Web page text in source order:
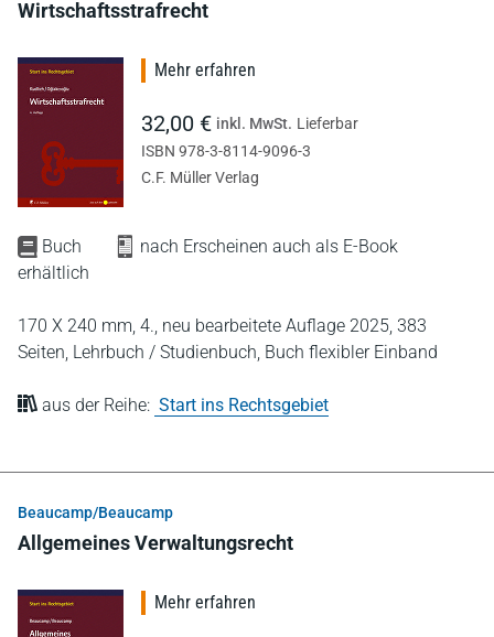
Wirtschaftsstrafrecht
Buch
nach Erscheinen auch als E-Book
erhältlich
170 X 240 mm, 4., neu bearbeitete Auflage 2025, 383
Seiten, Lehrbuch / Studienbuch, Buch flexibler Einband
aus der Reihe: Start ins Rechtsgebiet
Mehr erfahren
32,00 € inkl. MwSt. Lieferbar
ISBN 978-3-8114-9096-3
C.F. Müller Verlag
Beaucamp/Beaucamp
Allgemeines Verwaltungsrecht
Mehr erfahren